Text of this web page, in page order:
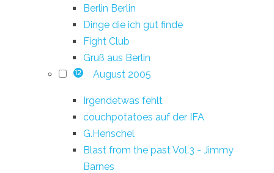
Berlin Berlin
Dinge die ich gut finde
Fight Club
Gruß aus Berlin
12 August 2005
Irgendetwas fehlt
couchpotatoes auf der IFA
G.Henschel
Blast from the past Vol.3 - Jimmy
Barnes